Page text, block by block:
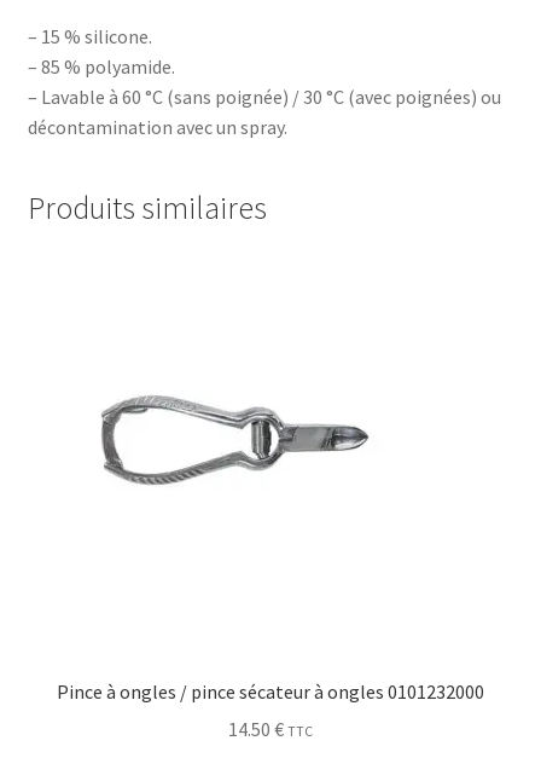
– 15 % silicone.
– 85 % polyamide.
– Lavable à 60 °C (sans poignée) / 30 °C (avec poignées) ou
décontamination avec un spray.
Produits similaires
Pince à ongles / pince sécateur à ongles 0101232000
14.50 € TTC